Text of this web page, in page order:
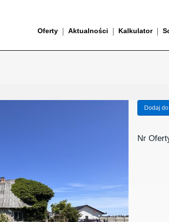
Oferty Aktualności Kalkulator
Dodaj
Nr